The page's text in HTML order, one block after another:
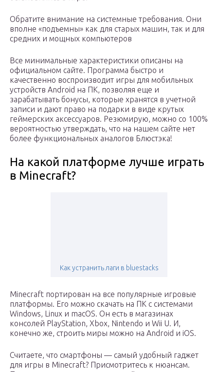
Обратите внимание на системные требования. Они
вполне «подъемны» как для старых машин, так и для
средних и мощных компьютеров
Все минимальные характеристики описаны на
официальном сайте. Программа быстро и
качественно воспроизводит игры для мобильных
устройств Android на ПК, позволяя еще и
зарабатывать бонусы, которые хранятся в учетной
записи и дают право на подарки в виде крутых
геймерских аксессуаров. Резюмирую, можно со 100%
вероятностью утверждать, что на нашем сайте нет
более функциональных аналогов Блюстэка!
На какой платформе лучше играть
в Minecraft?
Как устранить лаги в bluestacks
Minecraft портирован на все популярные игровые
платформы. Его можно скачать на ПК с системами
Windows, Linux и macOS. Он есть в магазинах
консолей PlayStation, Xbox, Nintendo и Wii U. И,
конечно же, строить миры можно на Android и iOS.
Считаете, что смартфоны — самый удобный гаджет
для игры в Minecraft? Присмотритесь к нюансам.